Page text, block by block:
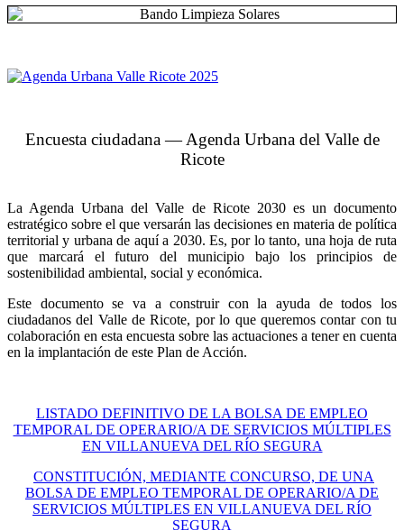
Encuesta ciudadana — Agenda Urbana del Valle de
Ricote
La Agenda Urbana del Valle de Ricote 2030 es un documento
estratégico sobre el que versarán las decisiones en materia de política
territorial y urbana de aquí a 2030. Es, por lo tanto, una hoja de ruta
que marcará el futuro del municipio bajo los principios de
sostenibilidad ambiental, social y económica.
Este documento se va a construir con la ayuda de todos los
ciudadanos del Valle de Ricote, por lo que queremos contar con tu
colaboración en esta encuesta sobre las actuaciones a tener en cuenta
en la implantación de este Plan de Acción.
LISTADO DEFINITIVO DE LA BOLSA DE EMPLEO
TEMPORAL DE OPERARIO/A DE SERVICIOS MÚLTIPLES
EN VILLANUEVA DEL RÍO SEGURA
CONSTITUCIÓN, MEDIANTE CONCURSO, DE UNA
BOLSA DE EMPLEO TEMPORAL DE OPERARIO/A DE
SERVICIOS MÚLTIPLES EN VILLANUEVA DEL RÍO
SEGURA